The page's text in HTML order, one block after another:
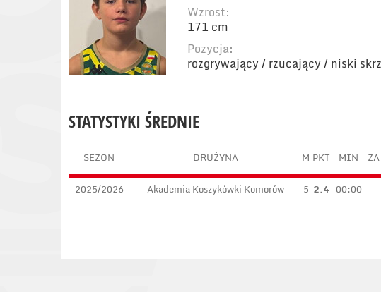
Wzrost:
171 cm
Pozycja:
rozgrywający / rzucający / niski
STATYSTYKI ŚREDNIE
SEZON DRUŻYNA M PKT MIN
2025/2026 Akademia Koszykówki Komorów 5 2.4 00:00